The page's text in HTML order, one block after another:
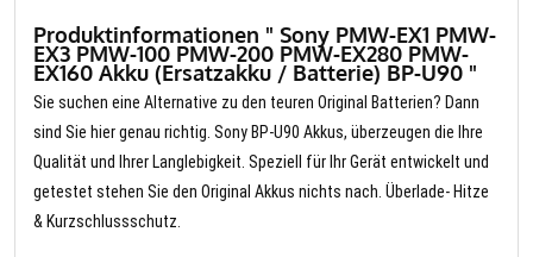
Produktinformationen " Sony PMW-EX1 PMW-
EX3 PMW-100 PMW-200 PMW-EX280 PMW-
EX160 Akku (Ersatzakku / Batterie) BP-U90 "
Sie suchen eine Alternative zu den teuren Original Batterien? Dann
sind Sie hier genau richtig. Sony BP-U90 Akkus, überzeugen die Ihre
Qualität und Ihrer Langlebigkeit. Speziell für Ihr Gerät entwickelt und
getestet stehen Sie den Original Akkus nichts nach. Überlade- Hitze
& Kurzschlussschutz.